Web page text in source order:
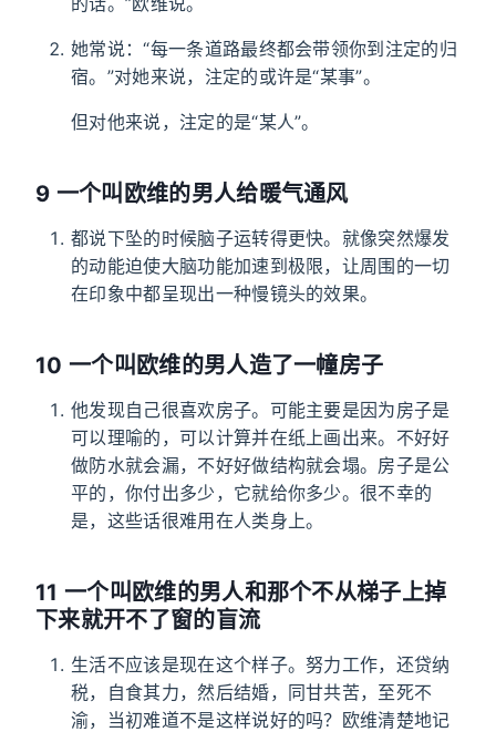
她常说：“每一条道路最终都会带领你到注定的归
宿。”对她来说，注定的或许是“某事”。
但对他来说，注定的是“某人”。
9 一个叫欧维的男人给暖气通风
都说下坠的时候脑子运转得更快。就像突然爆发
的动能迫使大脑功能加速到极限，让周围的一切
在印象中都呈现出一种慢镜头的效果。
10 一个叫欧维的男人造了一幢房子
他发现自己很喜欢房子。可能主要是因为房子是
可以理喻的，可以计算并在纸上画出来。不好好
做防水就会漏，不好好做结构就会塌。房子是公
平的，你付出多少，它就给你多少。很不幸的
是，这些话很难用在人类身上。
11 一个叫欧维的男人和那个不从梯子上掉
下来就开不了窗的盲流
生活不应该是现在这个样子。努力工作，还贷纳
税，自食其力，然后结婚，同甘共苦，至死不
渝，当初难道不是这样说好的吗？欧维清楚地记